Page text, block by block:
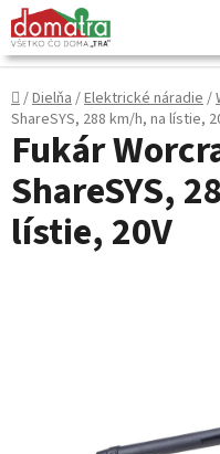
Prejsť
na
obsah
Domov
/Dielňa/Elektrické náradie/
ShareSYS, 288 km/h, na lístie,
Fukár
ShareSYS,
lístie, 20V